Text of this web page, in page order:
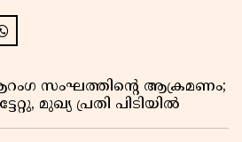
ആറംഗ സംഘത്തിൻ്റെ ആക്രമണം;
മുഖ്യ പ്രതി പിടിയിൽ